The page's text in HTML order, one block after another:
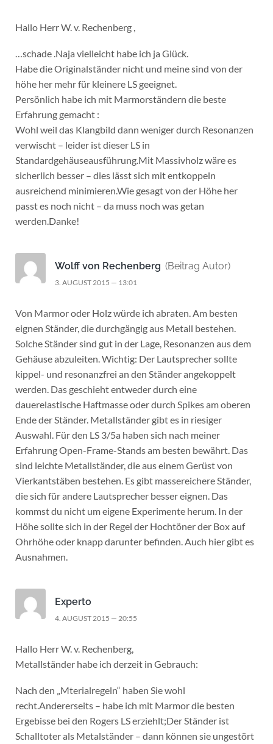
Hallo Herr W. v. Rechenberg ,
…schade .Naja vielleicht habe ich ja Glück.
Habe die Originalständer nicht und meine sind von der
höhe her mehr für kleinere LS geeignet.
Persönlich habe ich mit Marmorständern die beste
Erfahrung gemacht :
Wohl weil das Klangbild dann weniger durch Resonanzen
verwischt – leider ist dieser LS in
Standardgehäuseausführung.Mit Massivholz wäre es
sicherlich besser – dies lässt sich mit entkoppeln
ausreichend minimieren.Wie gesagt von der Höhe her
passt es noch nicht – da muss noch was getan
werden.Danke!
Wolff von Rechenberg (Beitrag Autor)
3. AUGUST 2015 — 13:01
Von Marmor oder Holz würde ich abraten. Am besten
eignen Ständer, die durchgängig aus Metall bestehen.
Solche Ständer sind gut in der Lage, Resonanzen aus dem
Gehäuse abzuleiten. Wichtig: Der Lautsprecher sollte
kippel- und resonanzfrei an den Ständer angekoppelt
werden. Das geschieht entweder durch eine
dauerelastische Haftmasse oder durch Spikes am oberen
Ende der Ständer. Metallständer gibt es in riesiger
Auswahl. Für den LS 3/5a haben sich nach meiner
Erfahrung Open-Frame-Stands am besten bewährt. Das
sind leichte Metallständer, die aus einem Gerüst von
Vierkantstäben bestehen. Es gibt massereichere Ständer,
die sich für andere Lautsprecher besser eignen. Das
kommst du nicht um eigene Experimente herum. In der
Höhe sollte sich in der Regel der Hochtöner der Box auf
Ohrhöhe oder knapp darunter befinden. Auch hier gibt es
Ausnahmen.
Experto
4. AUGUST 2015 — 20:55
Hallo Herr W. v. Rechenberg,
Metallständer habe ich derzeit in Gebrauch:
Nach den „Mterialregeln“ haben Sie wohl
recht.Andererseits – habe ich mit Marmor die besten
Ergebisse bei den Rogers LS erziehlt;Der Ständer ist
Schalltoter als Metalständer – dann können sie ungestört